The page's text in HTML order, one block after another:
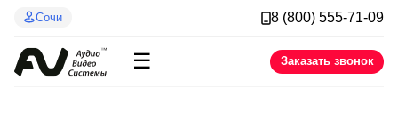
Сочи 8 (800) 555-71-09
☰ Заказать звонок